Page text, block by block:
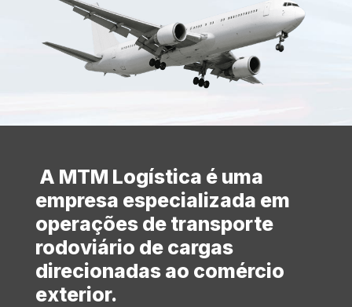
A MTM Logística é uma
empresa especializada em
operações de transporte
rodoviário de cargas
direcionadas ao comércio
exterior.